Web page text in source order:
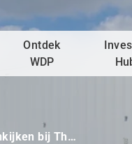
Ontdek
WDP
bij Th…